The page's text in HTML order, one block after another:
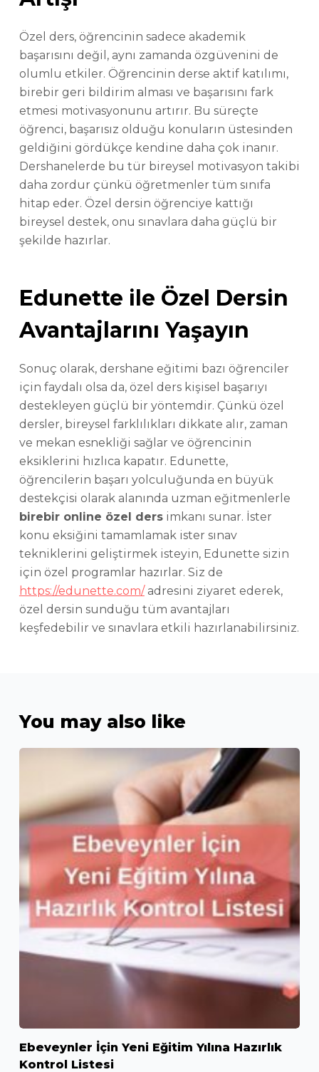
Özel ders, öğrencinin sadece akademik
başarısını değil, aynı zamanda özgüvenini de
olumlu etkiler. Öğrencinin derse aktif katılımı,
birebir geri bildirim alması ve başarısını fark
etmesi motivasyonunu artırır. Bu süreçte
öğrenci, başarısız olduğu konuların üstesinden
geldiğini gördükçe kendine daha çok inanır.
Dershanelerde bu tür bireysel motivasyon takibi
daha zordur çünkü öğretmenler tüm sınıfa
hitap eder. Özel dersin öğrenciye kattığı
bireysel destek, onu sınavlara daha güçlü bir
şekilde hazırlar.
Edunette ile Özel Dersin
Avantajlarını Yaşayın
Sonuç olarak, dershane eğitimi bazı öğrenciler
için faydalı olsa da, özel ders kişisel başarıyı
destekleyen güçlü bir yöntemdir. Çünkü özel
dersler, bireysel farklılıkları dikkate alır, zaman
ve mekan esnekliği sağlar ve öğrencinin
eksiklerini hızlıca kapatır. Edunette,
öğrencilerin başarı yolculuğunda en büyük
destekçisi olarak alanında uzman eğitmenlerle
birebir online özel dersimkanı sunar. İster
konu eksiğini tamamlamak ister sınav
tekniklerini geliştirmek isteyin, Edunette sizin
için özel programlar hazırlar. Siz de
https://edunette.com/adresini ziyaret ederek,
özel dersin sunduğu tüm avantajları
keşfedebilir ve sınavlara etkili hazırlanabilirsiniz.
You may also like
Ebeveynler İçin Yeni Eğitim Yılına Hazırlık
Kontrol Listesi